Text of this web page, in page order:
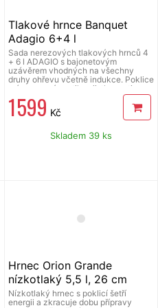
Tlakové hrnce Banquet
Adagio 6+4 l
Sada nerezových tlakových hrnců 4
+ 6 l ADAGIO s bajonetovým
uzávěrem vhodných na všechny
druhy ohřevu včetně indukce. Poklice
má pracovní ventil, pojistku proti
otevření a silikonové těsnění.
Pracovní tlak 0,6 nebo 0,9 bar.
Průměr 22 cm, Tloušťka dna 5 mm.
1 599 Kč
Skladem 39 ks
Hrnec Orion Grande
nízkotlaký 5,5 l, 26 cm
Nízkotlaký hrnec s poklicí šetří
energii a zkracuje dobu přípravy